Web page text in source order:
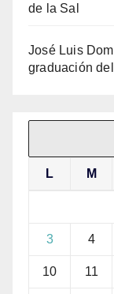
de la Sal
José Luis
graduación
L M
3 4
10 11